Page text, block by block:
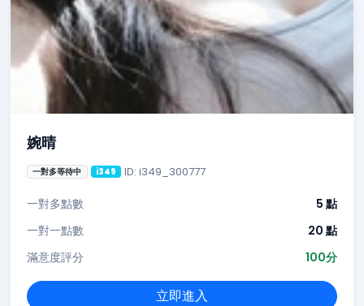
婉晴
一對多等待中 i349 ID: i349_300777
一對多點數
5 點
一對一點數
20 點
滿意度評分
100分
立即進入